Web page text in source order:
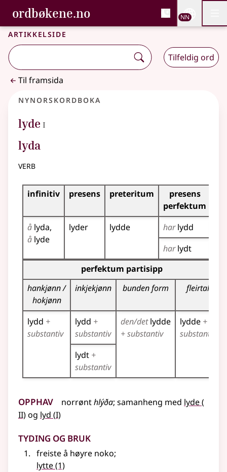
Gå til hovudinnhald
Tilgjenge
ordbøkene.no, Bokmålsordboka og
Bokmålsordboka og Nynorskordboka
NN
Artikkelside
Tilfeldig ord
Til framsida
Nynorskordboka
lyde 1
I
lyda
verb
Bøyningstabell for dette verbet
infinitiv presens preteritum
presens
perfektum
å lyda
å lyde
lyder lydde harlydd
harlydt
Bøyningstabell for dette verbet (partisippformer)
perfektum partisipp
hankjønn /
hokjønn
inkjekjønn bunden form fleirtal
lydd +
substantiv
lydd +
substantiv
den/detlydde
+ substantiv
lydde +
substantiv
lydt +
substantiv
Opphav norrønthlýða; samanheng med lyde(
II)og lyd (1
I)
Tyding og bruk
freiste å høyre noko;
lytte(1)